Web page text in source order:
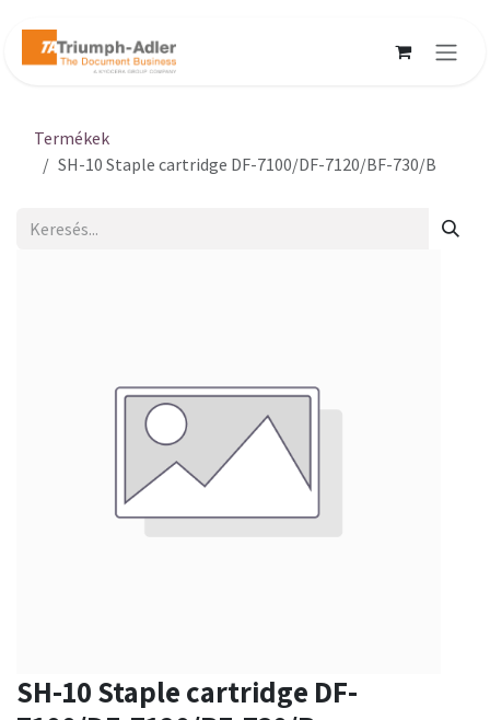
Termékek
SH-10 Staple cartridge DF-7100/DF-7120/BF-730/B
SH-10 Staple cartridge DF-